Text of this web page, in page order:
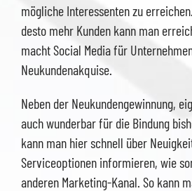
mögliche Interessenten zu
desto mehr Kunden kann man
macht Social Media für
Neukundenakquise.
Neben der Neukundengewinnung,
auch wunderbar für die Bindung
kann man hier schnell über
Serviceoptionen informieren, wie
anderen Marketing-Kanal. So kann